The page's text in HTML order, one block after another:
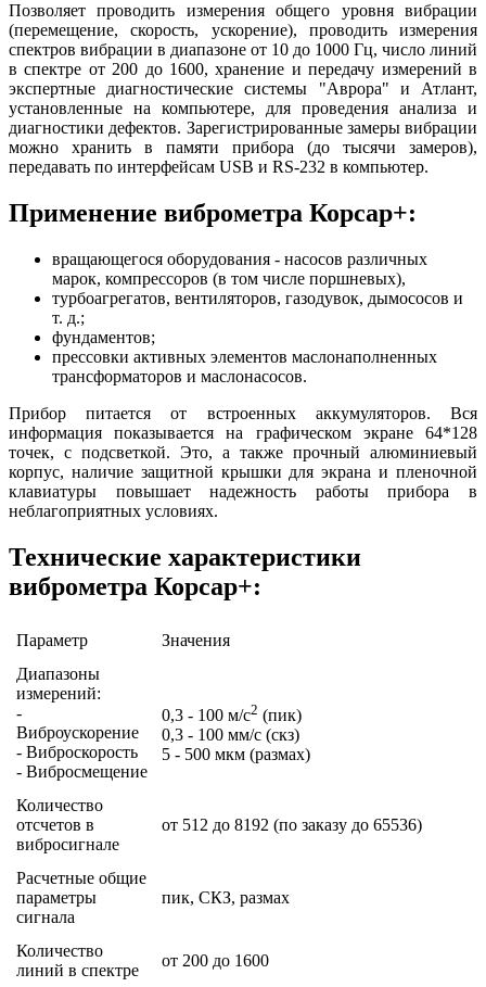
Позволяет проводить измерения общего уровня вибрации
(перемещение, скорость, ускорение), проводить измерения
спектров вибрации в диапазоне от 10 до 1000 Гц, число линий
в спектре от 200 до 1600, хранение и передачу измерений в
экспертные диагностические системы "Аврора" и Атлант,
установленные на компьютере, для проведения анализа и
диагностики дефектов. Зарегистрированные замеры вибрации
можно хранить в памяти прибора (до тысячи замеров),
передавать по интерфейсам USB и RS-232 в компьютер.
Применение виброметра Корсар+:
вращающегося оборудования - насосов различных
марок, компрессоров (в том числе поршневых),
турбоагрегатов, вентиляторов, газодувок, дымососов и
т. д.;
фундаментов;
прессовки активных элементов маслонаполненных
трансформаторов и маслонасосов.
Прибор питается от встроенных аккумуляторов. Вся
информация показывается на графическом экране 64*128
точек, с подсветкой. Это, а также прочный алюминиевый
корпус, наличие защитной крышки для экрана и пленочной
клавиатуры повышает надежность работы прибора в
неблагоприятных условиях.
Технические характеристики
виброметра Корсар+:
Параметр
Значения
Диапазоны
измерений:
-
Виброускорение
- Виброскорость
- Вибросмещение
0,3 - 100 м/с2 (пик)
0,3 - 100 мм/с (скз)
5 - 500 мкм (размах)
Количество
отсчетов в
вибросигнале
от 512 до 8192 (по заказу до 65536)
Расчетные общие
параметры
сигнала
пик, СКЗ, размах
Количество
линий в спектре
от 200 до 1600